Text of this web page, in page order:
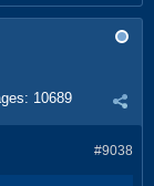
10689
#9038